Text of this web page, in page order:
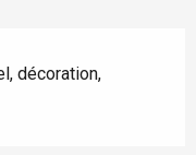
décoration,